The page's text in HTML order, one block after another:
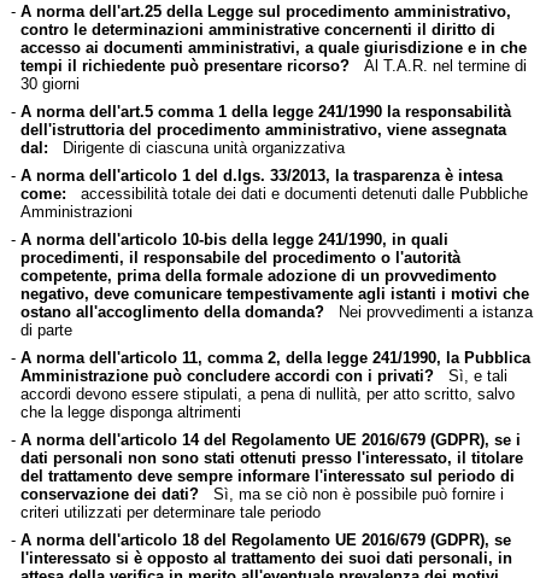
- A norma dell'art.25 della Legge sul procedimento amministrativo,
contro le determinazioni amministrative concernenti il diritto di
accesso ai documenti amministrativi, a quale giurisdizione e in che
tempi il richiedente può presentare ricorso?Al T.A.R. nel termine di
30 giorni
- A norma dell'art.5 comma 1 della legge 241/1990 la responsabilità
dell'istruttoria del procedimento amministrativo, viene assegnata
dal: Dirigente di ciascuna unità organizzativa
- A norma dell'articolo 1 del d.lgs. 33/2013, la trasparenza è intesa
come: accessibilità totale dei dati e documenti detenuti dalle Pubbliche
Amministrazioni
- A norma dell'articolo 10-bis della legge 241/1990, in quali
procedimenti, il responsabile del procedimento o l'autorità
competente, prima della formale adozione di un provvedimento
negativo, deve comunicare tempestivamente agli istanti i motivi che
ostano all'accoglimento della domanda?Nei provvedimenti a istanza
di parte
- A norma dell'articolo 11, comma 2, della legge 241/1990, la Pubblica
Amministrazione può concludere accordi con i privati?Sì, e tali
accordi devono essere stipulati, a pena di nullità, per atto scritto, salvo
che la legge disponga altrimenti
- A norma dell'articolo 14 del Regolamento UE 2016/679 (GDPR), se i
dati personali non sono stati ottenuti presso l'interessato, il titolare
del trattamento deve sempre informare l'interessato sul periodo di
conservazione dei dati?Sì, ma se ciò non è possibile può fornire i
criteri utilizzati per determinare tale periodo
- A norma dell'articolo 18 del Regolamento UE 2016/679 (GDPR), se
l'interessato si è opposto al trattamento dei suoi dati personali, in